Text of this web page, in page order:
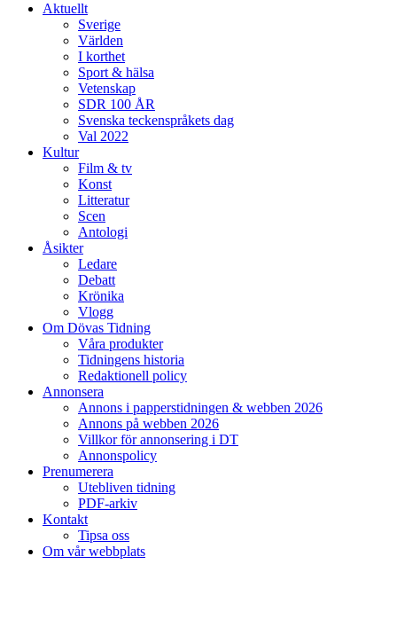
Aktuellt
Sverige
Världen
I korthet
Sport & hälsa
Vetenskap
SDR 100 ÅR
Svenska teckenspråkets dag
Val 2022
Kultur
Film & tv
Konst
Litteratur
Scen
Antologi
Åsikter
Ledare
Debatt
Krönika
Vlogg
Om Dövas Tidning
Våra produkter
Tidningens historia
Redaktionell policy
Annonsera
Annons i papperstidningen & webben 2026
Annons på webben 2026
Villkor för annonsering i DT
Annonspolicy
Prenumerera
Utebliven tidning
PDF-arkiv
Kontakt
Tipsa oss
Om vår webbplats